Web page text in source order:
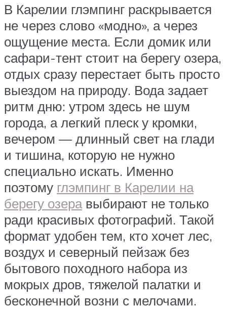
В Карелии глэмпинг раскрывается
не через слово «модно», а через
ощущение места. Если домик или
сафари-тент стоит на берегу озера,
отдых сразу перестает быть просто
выездом на природу. Вода задает
ритм дню: утром здесь не шум
города, а легкий плеск у кромки,
вечером — длинный свет на глади
и тишина, которую не нужно
специально искать. Именно
поэтому глэмпинг в Карелии на
берегу озеравыбирают не только
ради красивых фотографий. Такой
формат удобен тем, кто хочет лес,
воздух и северный пейзаж без
бытового походного набора из
мокрых дров, тяжелой палатки и
бесконечной возни с мелочами.